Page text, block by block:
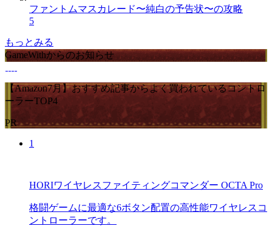
ファントムマスカレード〜純白の予告状〜の攻略
5
もっとみる
GameWithからのお知らせ
【Amazon7月】おすすめ記事からよく買われているコントロ
ーラーTOP4
PR
1
HORIワイヤレスファイティングコマンダー OCTA Pro
格闘ゲームに最適な6ボタン配置の高性能ワイヤレスコ
ントローラーです。